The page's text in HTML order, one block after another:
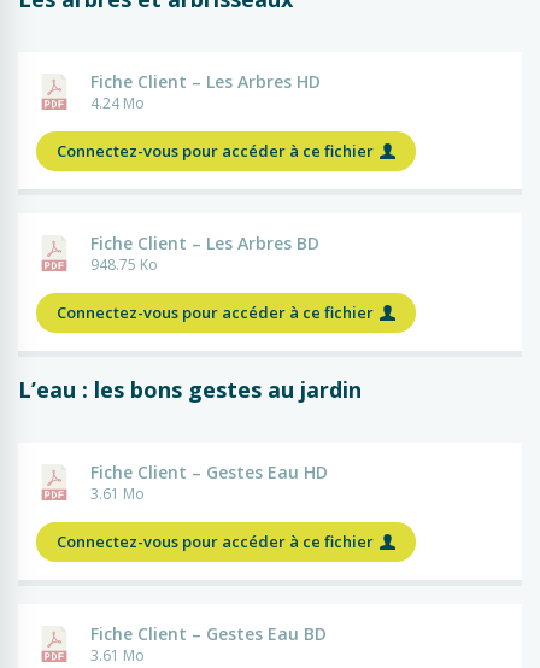
Fiche Client – Les Arbres HD
4.24 Mo
Connectez-vous pour accéder à ce fichier
Fiche Client – Les Arbres BD
948.75 Ko
Connectez-vous pour accéder à ce fichier
L’eau : les bons gestes au jardin
Fiche Client – Gestes Eau HD
3.61 Mo
Connectez-vous pour accéder à ce fichier
Fiche Client – Gestes Eau BD
3.61 Mo